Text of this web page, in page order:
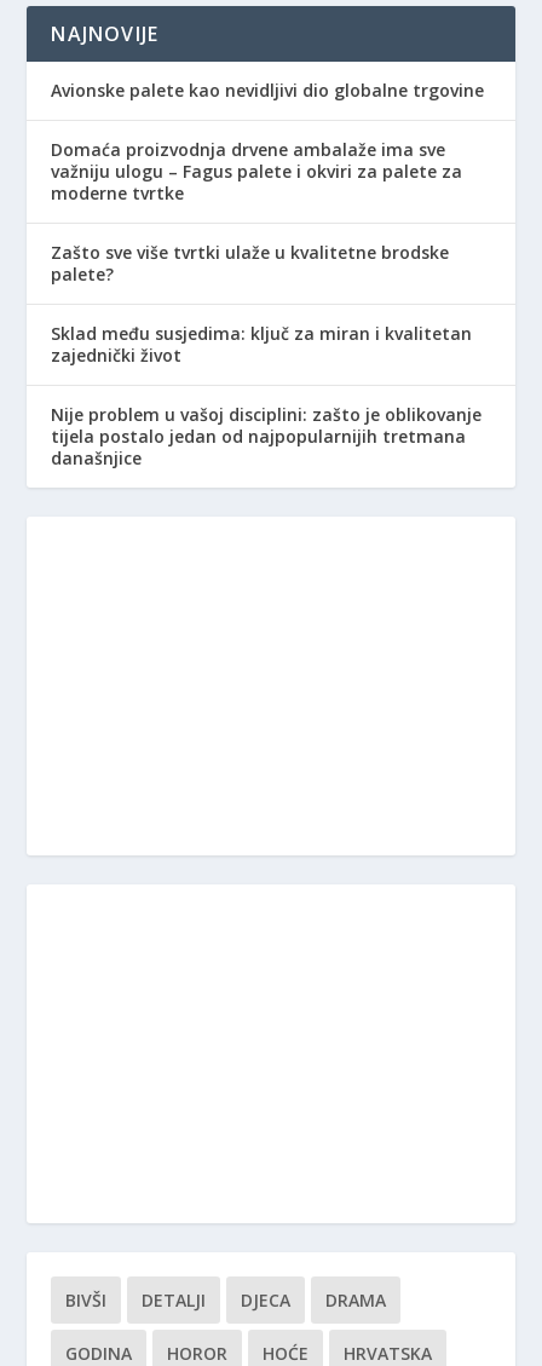
NAJNOVIJE
Avionske palete kao nevidljivi dio globalne trgovine
Domaća proizvodnja drvene ambalaže ima sve
važniju ulogu – Fagus palete i okviri za palete za
moderne tvrtke
Zašto sve više tvrtki ulaže u kvalitetne brodske
palete?
Sklad među susjedima: ključ za miran i kvalitetan
zajednički život
Nije problem u vašoj disciplini: zašto je oblikovanje
tijela postalo jedan od najpopularnijih tretmana
današnjice
BIVŠI DETALJI DJECA DRAMA
GODINA HOROR HOĆE HRVATSKA